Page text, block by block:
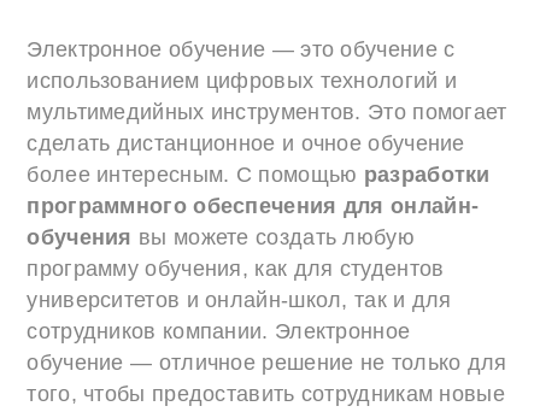
Электронное обучение — это обучение с
использованием цифровых технологий и
мультимедийных инструментов. Это помогает
сделать дистанционное и очное обучение
более интересным. С помощью разработки
программного обеспечения для онлайн-
обучения вы можете создать любую
программу обучения, как для студентов
университетов и онлайн-школ, так и для
сотрудников компании. Электронное
обучение — отличное решение не только для
того, чтобы предоставить сотрудникам новые